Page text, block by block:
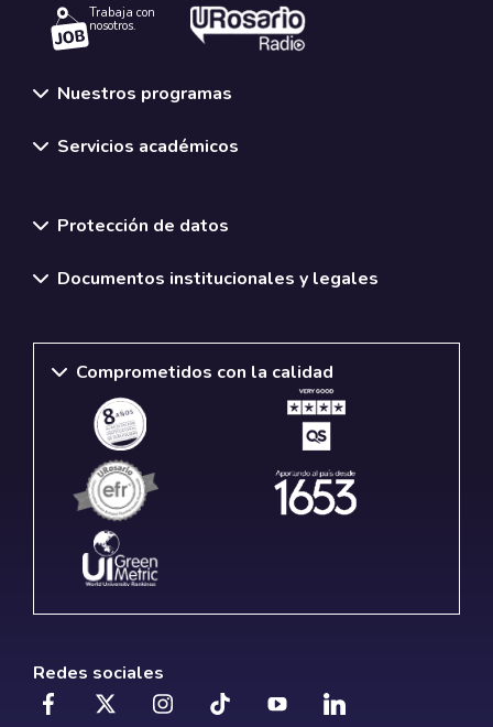
Trabaja con
nosotros.
Nuestros programas
Servicios académicos
Protección de datos
Documentos institucionales y legales
Comprometidos con la calidad
Redes sociales